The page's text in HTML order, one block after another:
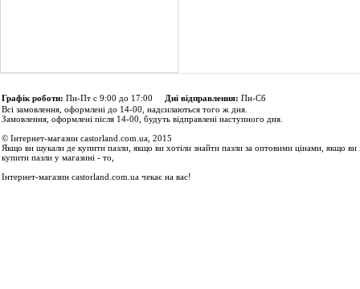
Графік роботи: Пн-Пт с 9:00 до 17:00 Дні відправлення: Пн-Сб
Всі замовлення, оформлені до 14-00, надсилаються того ж дня.
Замовлення, оформлені після 14-00, будуть відправлені наступного дня.
© Інтернет-магазин castorland.com.ua, 2015
Якщо ви шукали де купити пазли, якщо ви хотіли знайти пазли за оптовими цінами, якщо ви
купити пазли у магазині - то,
Інтернет-магазин castorland.com.ua чекає на вас!